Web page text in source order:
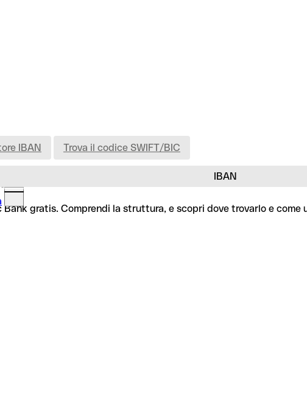
IBAN
IBAN Trova il codice SWIFT/BIC
gratis. Comprendi la struttura, e scopri dove trovarlo e come